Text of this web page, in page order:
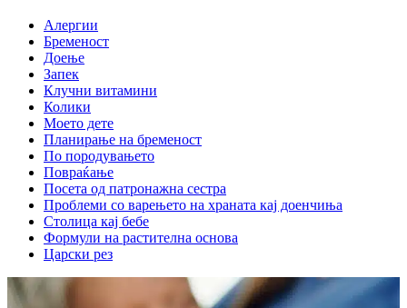
Алергии
Бременост
Доење
Запек
Клучни витамини
Колики
Моето дете
Планирање на бременост
По породувањето
Повраќање
Посета од патронажна сестра
Проблеми со варењето на храната кај доенчиња
Столица кај бебе
Формули на растителна основа
Царски рез